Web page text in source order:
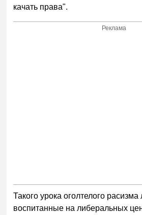
качать права".
Реклама
Такого урока оголтелого
воспитанные на либеральных